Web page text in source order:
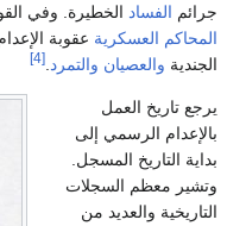
جرائم الفساد الخطيرة. وفي
المحاكم العسكرية عقوبة
الجندية والعصيان والتمرد [4]
يرجع تاريخ العمل
بالإعدام الرسمي إلى
بداية التاريخ المسجل.
وتشير معظم السجلات
التاريخية والعديد من